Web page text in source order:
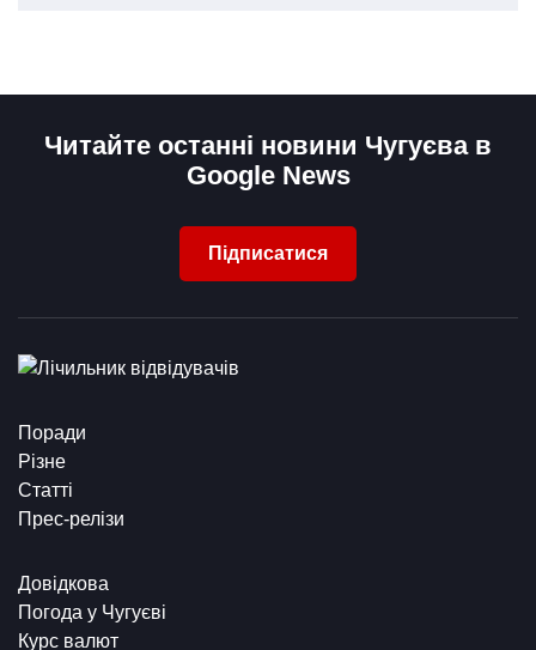
Читайте останні новини Чугуєва в
Google News
Підписатися
Поради
Різне
Статті
Прес-релізи
Довідкова
Погода у Чугуєві
Курс валют